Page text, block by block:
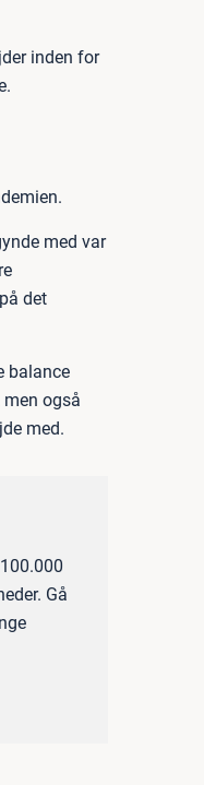
inden for
med var
det
balance
også
med.
Gå